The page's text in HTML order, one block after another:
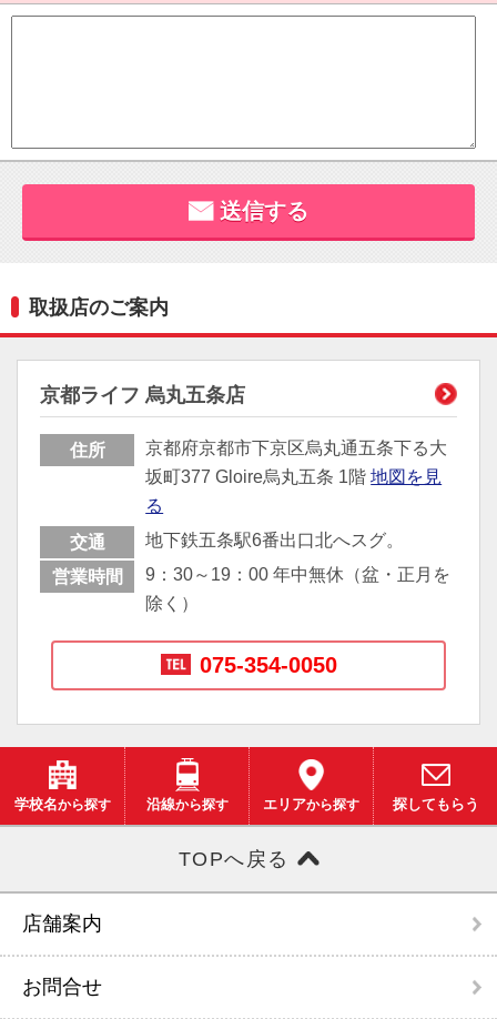
取扱店のご案内
京都ライフ 烏丸五条店
住所
京都府京都市下京区烏丸通五条下る大
坂町377 Gloire烏丸五条 1階地図を見
る
交通
地下鉄五条駅6番出口北へスグ。
営業時間
9：30～19：00 年中無休（盆・正月を
除く）
075-354-0050
学校名から探す 沿線から探す エリアから探す 探してもらう
TOPへ戻る
店舗案内
お問合せ